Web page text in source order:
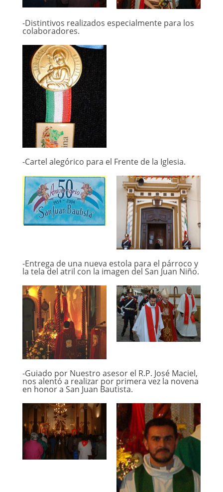
-Distintivos realizados especialmente para los
colaboradores.
-Cartel alegórico para el Frente de la Iglesia.
-Entrega de una nueva estola para el párroco y
la tela del atril con la imagen del San Juan Niño.
-Guiado por Nuestro asesor el R.P. José Maciel,
nos alentó a realizar por primera vez la novena
en honor a San Juan Bautista.